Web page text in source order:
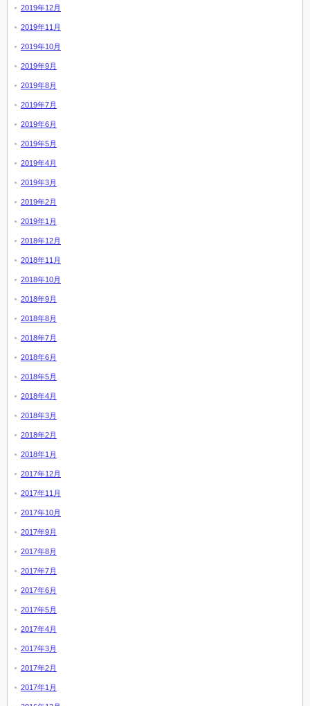
2019年12月
2019年11月
2019年10月
2019年9月
2019年8月
2019年7月
2019年6月
2019年5月
2019年4月
2019年3月
2019年2月
2019年1月
2018年12月
2018年11月
2018年10月
2018年9月
2018年8月
2018年7月
2018年6月
2018年5月
2018年4月
2018年3月
2018年2月
2018年1月
2017年12月
2017年11月
2017年10月
2017年9月
2017年8月
2017年7月
2017年6月
2017年5月
2017年4月
2017年3月
2017年2月
2017年1月